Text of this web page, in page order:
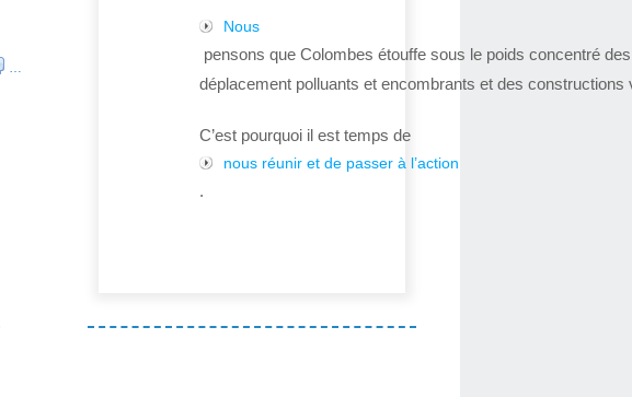
Nous
pensons que Colombes étouffe sous le poids concentré
déplacement polluants et encombrants et des constructions
C’est pourquoi il est temps de
nous réunir et de passer à l’action
.